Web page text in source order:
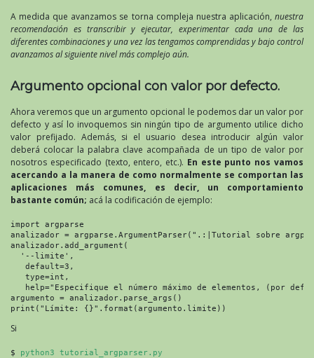
A medida que avanzamos se torna compleja nuestra aplicación, nuestra
recomendación es transcribir y ejecutar, experimentar cada una de las
diferentes combinaciones y una vez las tengamos comprendidas y bajo control
avanzamos al siguiente nivel más complejo aún.
Argumento opcional con valor por defecto.
Ahora veremos que un argumento opcional le podemos dar un valor por
defecto y así lo invoquemos sin ningún tipo de argumento utilice dicho
valor prefijado. Además, si el usuario desea introducir algún valor
deberá colocar la palabra clave acompañada de un tipo de valor por
nosotros especificado (texto, entero, etc.). En este punto nos vamos
acercando a la manera de como normalmente se comportan las
aplicaciones más comunes, es decir, un comportamiento
bastante común; acá la codificación de ejemplo:
import argparse
analizador = argparse.ArgumentParser(".:|Tutorial sobre
analizador.add_argument(
'--limite',
default=3,
type=int,
help="Especifique el número máximo de elementos, (por
argumento = analizador.parse_args()
print("Límite: {}".format(argumento.limite))
Si
$ python3 tutorial_argparser.py